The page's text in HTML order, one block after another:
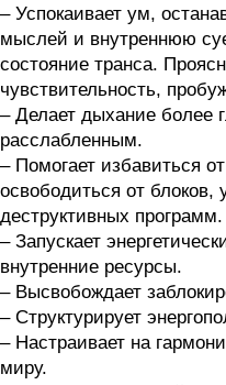
– Успокаивает ум,
мыслей и внутреннюю
состояние транса.
чувствительность,
– Делает дыхание более
расслабленным.
– Помогает избавиться
освободиться от блоков,
деструктивных программ.
– Запускает
внутренние ресурсы.
– Высвобождает
– Структурирует
– Настраивает на
миру.